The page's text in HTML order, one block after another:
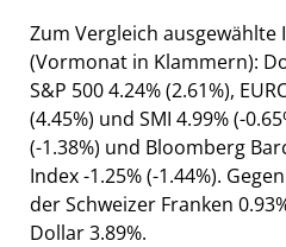
Zum Vergleich ausgewählte
(Vormonat in Klammern):
S&P 500 4.24% (2.61%),
(4.45%) und SMI 4.99% (-
(-1.38%) und Bloomberg
Index -1.25% (-1.44%).
der Schweizer Franken
Dollar 3.89%.